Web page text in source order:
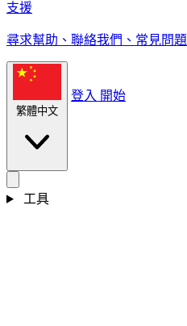
支援
尋求幫助、聯絡我們、常見問題
繁體中文
登入 開始
工具